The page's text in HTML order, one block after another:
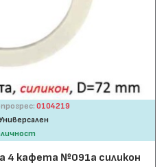
0104219
4 кафета №091а силикон